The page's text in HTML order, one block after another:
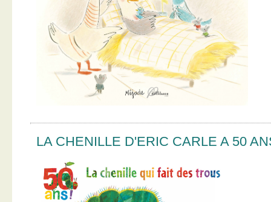
LA CHENILLE D'ERIC CARLE A 50